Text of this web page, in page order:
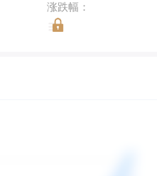
涨跌幅：